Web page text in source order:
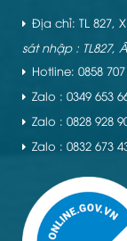
Địa chỉ: TL 827,
sát nhập : TL827,
Hotline: 0858
Zalo : 0349 653
Zalo : 0828 928
Zalo : 0832 673